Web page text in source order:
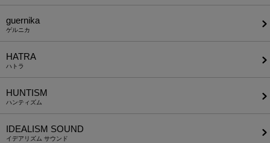
guernika
ゲルニカ
HATRA
ハトラ
HUNTISM
ハンティズム
IDEALISM SOUND
イデアリズム サウンド